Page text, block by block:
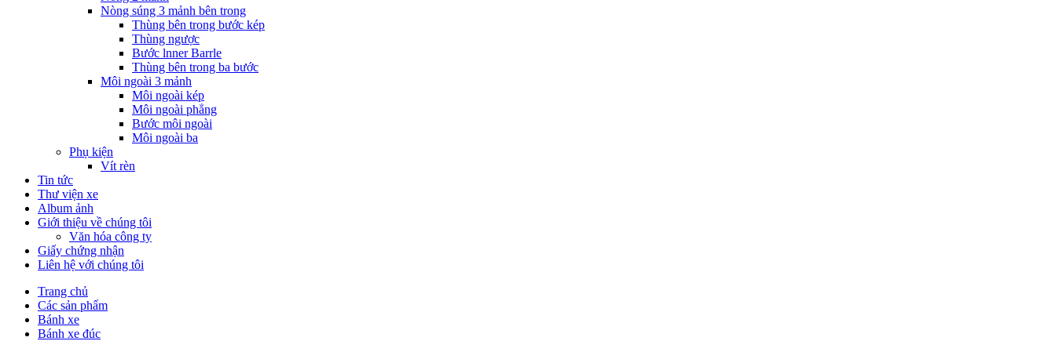
Nòng súng 3 mảnh bên trong
Thùng bên trong bước kép
Thùng ngược
Bước lnner Barrle
Thùng bên trong ba bước
Môi ngoài 3 mảnh
Môi ngoài kép
Môi ngoài phẳng
Bước môi ngoài
Môi ngoài ba
Phụ kiện
Vít rèn
Tin tức
Thư viện xe
Album ảnh
Giới thiệu về chúng tôi
Văn hóa công ty
Giấy chứng nhận
Liên hệ với chúng tôi
Trang chủ
Các sản phẩm
Bánh xe
Bánh xe đúc